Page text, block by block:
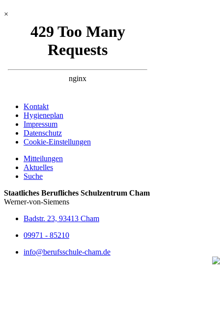
×
Kontakt
Hygieneplan
Impressum
Datenschutz
Cookie-Einstellungen
Mitteilungen
Aktuelles
Suche
Staatliches Berufliches Schulzentrum Cham
Werner-von-Siemens
Badstr. 23, 93413 Cham
09971 - 85210
info@berufsschule-cham.de